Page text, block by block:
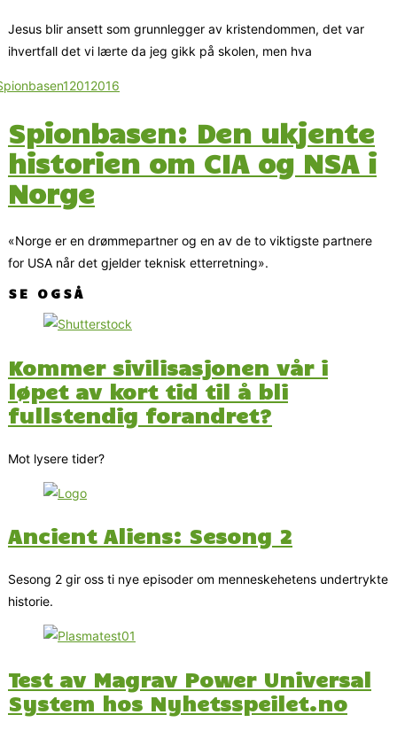
Jesus blir ansett som grunnlegger av kristendommen, det var
ihvertfall det vi lærte da jeg gikk på skolen, men hva
Spionbasen: Den ukjente
historien om CIA og NSA i
Norge
«Norge er en drømmepartner og en av de to viktigste partnere
for USA når det gjelder teknisk etterretning».
SE OGSÅ
Kommer sivilisasjonen vår i
løpet av kort tid til å bli
fullstendig forandret?
Mot lysere tider?
Ancient Aliens: Sesong 2
Sesong 2 gir oss ti nye episoder om menneskehetens undertrykte
historie.
Test av Magrav Power Universal
System hos Nyhetsspeilet.no